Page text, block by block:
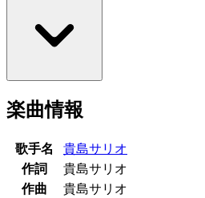
楽曲情報
歌手名
貴島サリオ
作詞
貴島サリオ
作曲
貴島サリオ